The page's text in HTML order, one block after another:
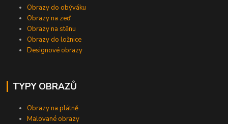
Obrazy do obýváku
Obrazy na zeď
Obrazy na stěnu
Obrazy do ložnice
Designové obrazy
TYPY OBRAZŮ
Obrazy na plátně
Malované obrazy